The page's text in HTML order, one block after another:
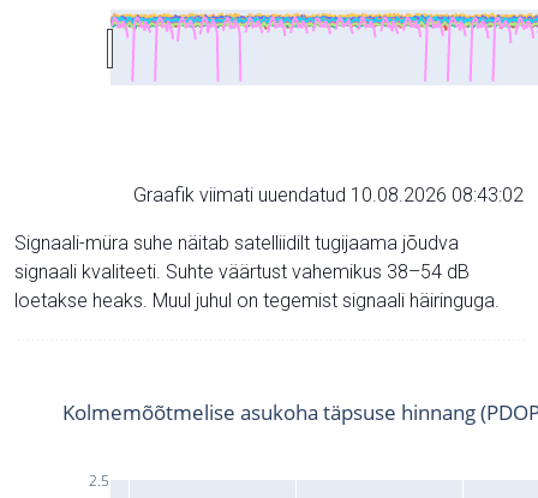
Graafik viimati uuendatud 10.08.2026 08:43:02
Signaali-müra suhe näitab satelliidilt tugijaama jõudva
signaali kvaliteeti. Suhte väärtust vahemikus 38–54 dB
loetakse heaks. Muul juhul on tegemist signaali häiringuga.
2.5
Kolmemõõtmelise asukoha täpsuse hinnang